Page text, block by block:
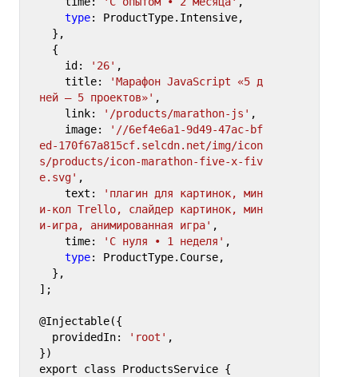
type: ProductType.Intensive,
    id:
'26' ,
    title:
'Марафон JavaScript «5 д
ней — 5 проектов»' ,
    link:
'/products/marathon-js' ,
    image:
'//6ef4e6a1-9d49-47ac-bf
ed-170f67a815cf.selcdn.net/img/icon
s/products/icon-marathon-five-x-fiv
e.svg' ,
    text:
'плагин для картинок, мин
и-кол Trello, слайдер картинок, мин
и-игра, анимированная игра' ,
    time:
'С нуля • 1 неделя' ,
type: ProductType.Course,
];
@Injectable({
  providedIn:
'root' ,
})
export class ProductsService {